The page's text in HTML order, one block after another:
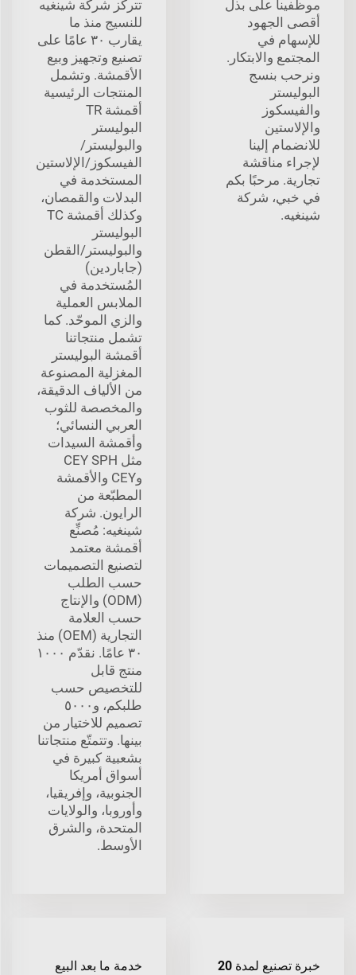
موظفينا على بذل
أقصى الجهود
للإسهام في
المجتمع والابتكار.
ونرحب بنسج
البوليستر
والفيسكوز
والإلاستين
للانضمام إلينا
لإجراء مناقشة
تجارية. مرحبًا بكم
في خبي، شركة
شينغيه.
تتركّز شركة شينغيه
للنسيج منذ ما
يقارب ٣٠ عامًا على
تصنيع وتجهيز وبيع
الأقمشة. وتشمل
المنتجات الرئيسية
أقمشة TR
البوليستر
والبوليستر/
الفيسكوز/الإلاستين
المستخدمة في
البدلات والقمصان،
وكذلك أقمشة TC
البوليستر
والبوليستر/القطن
(جاباردين)
المُستخدمة في
الملابس العملية
والزي الموحّد. كما
تشمل منتجاتنا
أقمشة البوليستر
المغزلية المصنوعة
من الألياف الدقيقة،
والمخصصة للثوب
العربي النسائي؛
وأقمشة السيدات
مثل CEY SPH
وCEY والأقمشة
المطبّعة من
الرايون. شركة
شينغيه: مُصنِّع
أقمشة معتمد
لتصنيع التصميمات
حسب الطلب
(ODM) والإنتاج
حسب العلامة
التجارية (OEM) منذ
٣٠ عامًا. نقدّم ١٠٠٠
منتج قابل
للتخصيص حسب
طلبكم، و٥٠٠٠
تصميم للاختيار من
بينها. وتتمتّع منتجاتنا
بشعبية كبيرة في
أسواق أمريكا
الجنوبية، وإفريقيا،
وأوروبا، والولايات
المتحدة، والشرق
الأوسط.
خبرة تصنيع لمدة 20 خدمة ما بعد البيع